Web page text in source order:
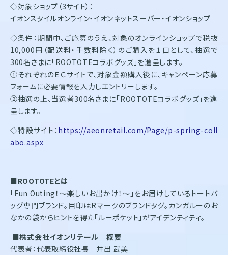
◇対象ショップ（3サイト）：
イオンスタイルオンライン・イオンネットスーパー・イオンショップ
◇条件：期間中、ご応募のうえ、対象のオンラインショップで税抜
10,000円（配送料・手数料除く）のご購入を１口として、抽選で
300名さまに「ROOTOTEコラボグッズ」を進呈します。
①それぞれのＥＣサイトで、対象金額購入後に、キャンペーン応募
フォームに必要情報を入力しエントリーします。
②抽選の上、当選者300名さまに「ROOTOTEコラボグッズ」を進
呈します。
◇特設サイト： https://aeonretail.com/Page/p-spring-coll
abo.aspx
■ROOTOTEとは
「Fun Outing！～楽しいお出かけ！～」をお届けしているトートバ
ッグ専門ブランド。目印はRマークのブランドタグ。カンガルーのお
なかの袋からヒントを得た「ルーポケット」がアイデンティティ。
■株式会社イオンリテール 概要
代表者：代表取締役社長 井出 武美